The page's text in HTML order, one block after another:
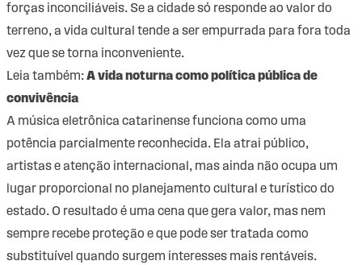
forças inconciliáveis. Se a cidade só responde ao valor do
terreno, a vida cultural tende a ser empurrada para fora toda
vez que se torna inconveniente.
Leia também:A vida noturna como política pública de
convivência
A música eletrônica catarinense funciona como uma
potência parcialmente reconhecida. Ela atrai público,
artistas e atenção internacional, mas ainda não ocupa um
lugar proporcional no planejamento cultural e turístico do
estado. O resultado é uma cena que gera valor, mas nem
sempre recebe proteção e que pode ser tratada como
substituível quando surgem interesses mais rentáveis.